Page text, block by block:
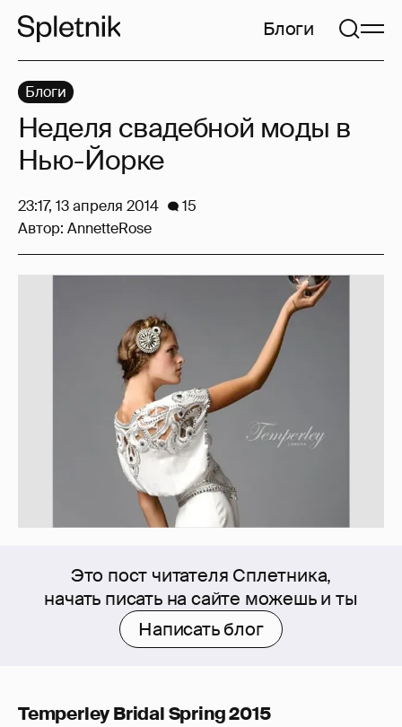
Блоги
Это пост читателя Сплетника,
начать писать на сайте можешь и ты
Написать блог
Temperley Bridal Spring 2015
Блоги
Неделя свадебной моды в
Нью-Йорке
23:17, 13 апреля 2014
15
Автор: AnnetteRose